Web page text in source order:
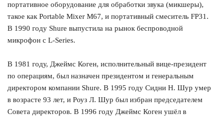
портативное оборудование для обработки звука (микшеры),
такое как Portable Mixer M67, и портативный смеситель FP31.
В 1990 году Shure выпустила на рынок беспроводной
микрофон с L-Series.
В 1981 году, Джеймс Коген, исполнительный вице-президент
по операциям, был назначен президентом и генеральным
директором компании Shure. В 1995 году Сидни Н. Шур умер
в возрасте 93 лет, и Роуз Л. Шур был избран председателем
Совета директоров. В 1996 году Джеймс Коген ушёл в